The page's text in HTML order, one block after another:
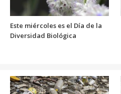
Este miércoles es el Día de la
Diversidad Biológica